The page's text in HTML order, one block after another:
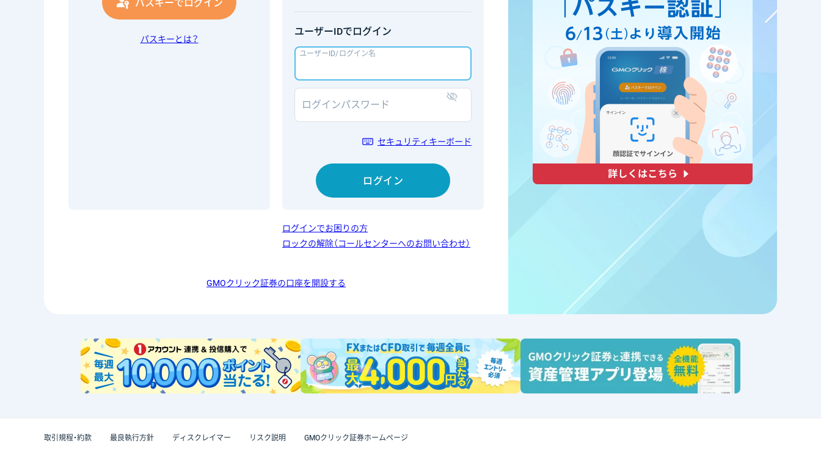
パスキーでログイン
パスキーとは？
ユーザーIDでログイン
ユーザーID/ログイン名
ログインパスワード
セキュリティキーボード
ログイン
ログインでお困りの方
ロックの解除（コールセンターへのお問い合わせ）
GMOクリック証券の口座を開設する
取引規程・約款 最良執行方針 ディスクレイマー リスク説明 GMOクリック証券ホームページ